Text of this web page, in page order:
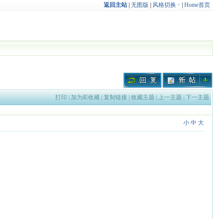
返回主站| 无图版 风格切换 Home首页
打印 | 加为IE收藏| 复制链接| 收藏主题 | 上一主题 | 下一主题
小 中 大